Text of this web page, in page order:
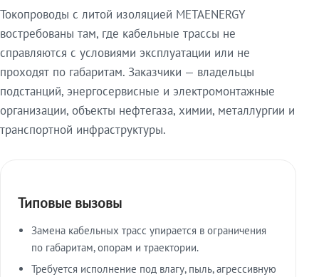
Токопроводы с литой изоляцией METAENERGY
востребованы там, где кабельные трассы не
справляются с условиями эксплуатации или не
проходят по габаритам. Заказчики — владельцы
подстанций, энергосервисные и электромонтажные
организации, объекты нефтегаза, химии, металлургии и
транспортной инфраструктуры.
Типовые вызовы
Замена кабельных трасс упирается в ограничения
по габаритам, опорам и траектории.
Требуется исполнение под влагу, пыль, агрессивную